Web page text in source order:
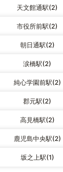
天文館通駅(2)
市役所前駅(2)
朝日通駅(2)
涙橋駅(2)
純心学園前駅(2)
郡元駅(2)
高見橋駅(2)
鹿児島中央駅(2)
坂之上駅(1)